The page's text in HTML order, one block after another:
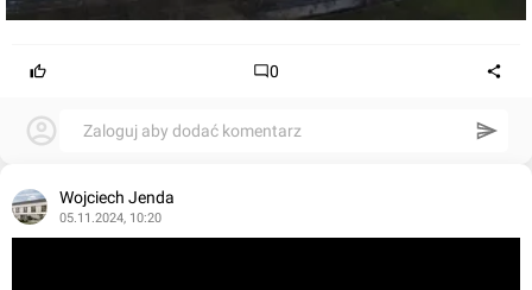
0
Zaloguj aby dodać komentarz
Wojciech Jenda
05.11.2024, 10:20